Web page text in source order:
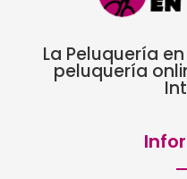
La Peluquería
peluquería